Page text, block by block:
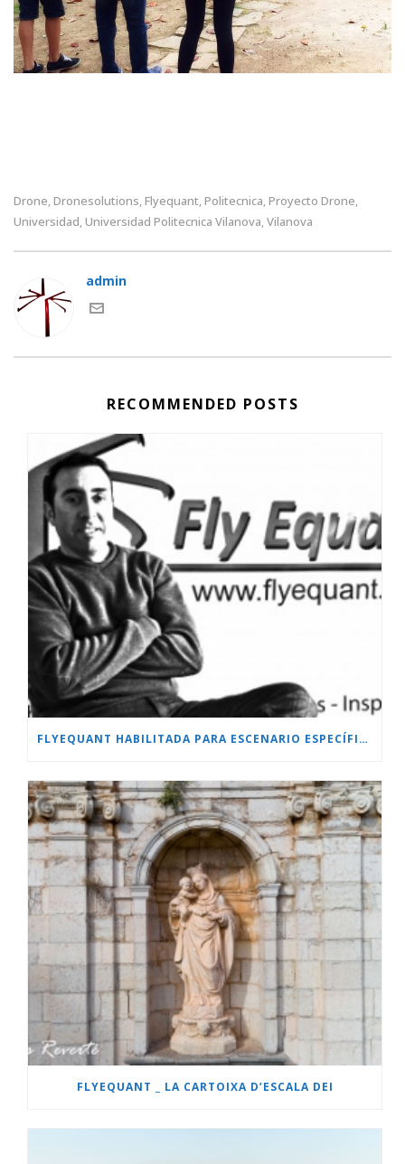
Drone, Dronesolutions, Flyequant, Politecnica, Proyecto Drone,
Universidad, Universidad Politecnica Vilanova, Vilanova
admin
RECOMMENDED POSTS
FLYEQUANT HABILITADA PARA ESCENARIO ESPECÍFICO.
FLYEQUANT _ LA CARTOIXA D’ESCALA DEI